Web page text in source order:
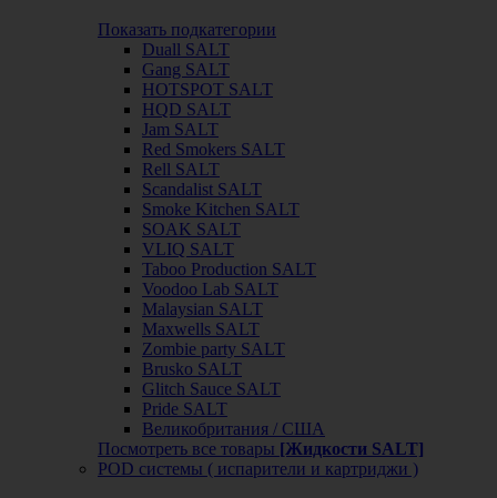
Показать подкатегории
Duall SALT
Gang SALT
HOTSPOT SALT
HQD SALT
Jam SALT
Red Smokers SALT
Rell SALT
Scandalist SALT
Smoke Kitchen SALT
SOAK SALT
VLIQ SALT
Taboo Production SALT
Voodoo Lab SALT
Malaysian SALT
Maxwells SALT
Zombie party SALT
Brusko SALT
Glitch Sauce SALT
Pride SALT
Великобритания / США
Посмотреть все товары [Жидкости SALT]
POD системы ( испарители и картриджи )